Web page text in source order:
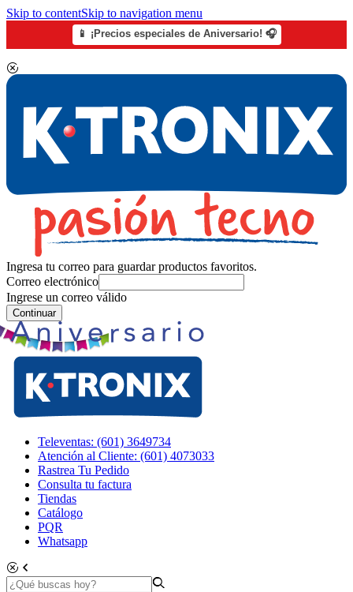
Skip to contentSkip to navigation menu
📱 ¡Precios especiales de Aniversario! 🎧
Ingresa tu correo para guardar productos favoritos.
Correo electrónico
Ingrese un correo válido
Continuar
Televentas: (601) 3649734
Atención al Cliente: (601) 4073033
Rastrea Tu Pedido
Consulta tu factura
Tiendas
Catálogo
PQR
Whatsapp